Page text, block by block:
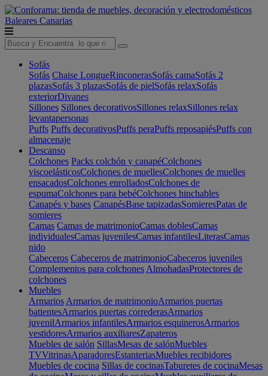
Baleares Canarias
Sofás
Sofás Chaise LongueRinconerasSofás camaSofás 2
plazasSofás 3 plazasSofás de pielSofás relaxSofás
exteriorDivanes
Sillones Sillones decorativosSillones relaxSillones relax
levantapersonas
Puffs Puffs decorativosPuffs peraPuffs reposapiésPuffs con
almacenaje
Descanso
Colchones Packs colchón y canapéColchones
viscoelásticosColchones de muellesColchones de muelles
ensacadosColchones enrolladosColchones de
espumaColchones para bebéColchones hinchables
Canapés y bases CanapésBase tapizadasSomieresPatas de
somieres
Camas Camas de matrimonioCamas doblesCamas
individualesCamas juvenilesCamas infantilesLiterasCamas
nido
Cabeceros Cabeceros de matrimonioCabeceros juveniles
Complementos para colchones AlmohadasProtectores de
colchones
Muebles
Armarios Armarios de matrimonioArmarios puertas
batientesArmarios puertas correderasArmarios
juvenilArmarios infantilesArmarios esquinerosArmarios
vestidoresArmarios auxiliaresZapateros
Muebles de salón SillasMesas de salónMuebles
TVVitrinasAparadoresEstanteriasMuebles recibidores
Muebles de cocina Sillas de cocinasTaburetes de cocinaMesas